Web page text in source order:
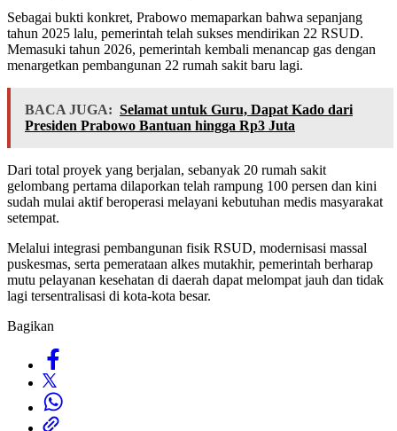
Sebagai bukti konkret, Prabowo memaparkan bahwa sepanjang
tahun 2025 lalu, pemerintah telah sukses mendirikan 22 RSUD.
Memasuki tahun 2026, pemerintah kembali menancap gas dengan
menargetkan pembangunan 22 rumah sakit baru lagi.
BACA JUGA: Selamat untuk Guru, Dapat Kado dari
Presiden Prabowo Bantuan hingga Rp3 Juta
Dari total proyek yang berjalan, sebanyak 20 rumah sakit
gelombang pertama dilaporkan telah rampung 100 persen dan kini
sudah mulai aktif beroperasi melayani kebutuhan medis masyarakat
setempat.
Melalui integrasi pembangunan fisik RSUD, modernisasi massal
puskesmas, serta pemerataan alkes mutakhir, pemerintah berharap
mutu pelayanan kesehatan di daerah dapat melompat jauh dan tidak
lagi tersentralisasi di kota-kota besar.
Bagikan